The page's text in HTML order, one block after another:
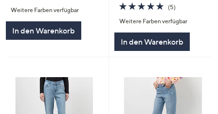
von
5
Weitere Farben verfügbar
In den Warenkorb
5.0
von
5
(5)5
Weitere Farben verfügbar
In den Warenkorb